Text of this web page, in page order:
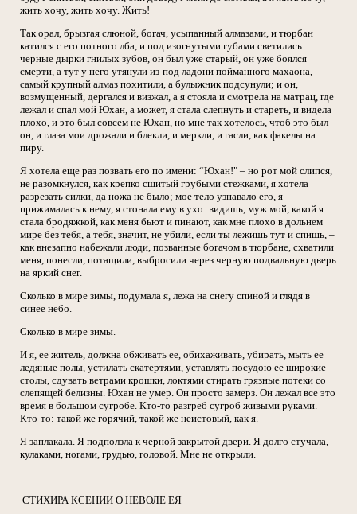
жить хочу, жить хочу. Жить!
Так орал, брызгая слюной, богач, усыпанный алмазами, и тюрбан
катился с его потного лба, и под изогнутыми губами светились
черные дырки гнилых зубов, он был уже старый, он уже боялся
смерти, а тут у него утянули из-под ладони пойманного махаона,
самый крупный алмаз похитили, а булыжник подсунули; и он,
возмущенный, дергался и визжал, а я стояла и смотрела на матрац, где
лежал и спал мой Юхан, а может, я стала слепнуть и стареть, и видела
плохо, и это был совсем не Юхан, но мне так хотелось, чтоб это был
он, и глаза мои дрожали и блекли, и меркли, и гасли, как факелы на
пиру.
Я хотела еще раз позвать его по имени: “Юхан!" – но рот мой слипся,
не разомкнулся, как крепко сшитый грубыми стежками, я хотела
разрезать силки, да ножа не было; мое тело узнавало его, я
прижималась к нему, я стонала ему в ухо: видишь, муж мой, какой я
стала бродяжкой, как меня бьют и пинают, как мне плохо в дольнем
мире без тебя, а тебя, значит, не убили, если ты лежишь тут и спишь, –
как внезапно набежали люди, позванные богачом в тюрбане, схватили
меня, понесли, потащили, выбросили через черную подвальную дверь
на яркий снег.
Сколько в мире зимы, подумала я, лежа на снегу спиной и глядя в
синее небо.
Сколько в мире зимы.
И я, ее житель, должна обживать ее, обихаживать, убирать, мыть ее
ледяные полы, устилать скатертями, уставлять посудою ее широкие
столы, сдувать ветрами крошки, локтями стирать грязные потеки со
слепящей белизны. Юхан не умер. Он просто замерз. Он лежал все это
время в большом сугробе. Кто-то разгреб сугроб живыми руками.
Кто-то: такой же горячий, такой же неистовый, как я.
Я заплакала. Я подползла к черной закрытой двери. Я долго стучала,
кулаками, ногами, грудью, головой. Мне не открыли.
СТИХИРА КСЕНИИ О НЕВОЛЕ ЕЯ